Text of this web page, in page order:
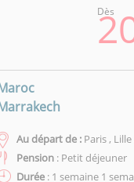
Dès
Au départ de : Paris ,
Pension : Petit déjeuner
Durée : 1 semaine 1